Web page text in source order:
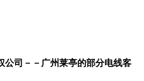
公司－－广州莱亭的部分电线客